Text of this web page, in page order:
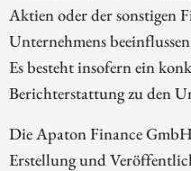
Aktien oder der sonstigen
Unternehmens
Es besteht insofern ein
Berichterstattung zu den
Die Apaton Finance
Erstellung und